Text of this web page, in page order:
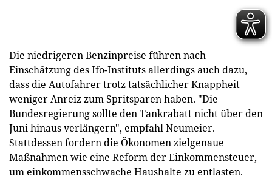
Die niedrigeren Benzinpreise führen nach
Einschätzung des Ifo-Instituts allerdings auch dazu,
dass die Autofahrer trotz tatsächlicher Knappheit
weniger Anreiz zum Spritsparen haben. "Die
Bundesregierung sollte den Tankrabatt nicht über den
Juni hinaus verlängern", empfahl Neumeier.
Stattdessen fordern die Ökonomen zielgenaue
Maßnahmen wie eine Reform der Einkommensteuer,
um einkommensschwache Haushalte zu entlasten.